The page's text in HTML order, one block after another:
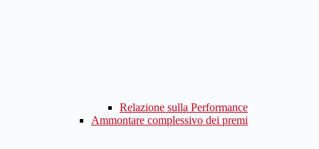
Relazione sulla Performance
Ammontare complessivo dei premi